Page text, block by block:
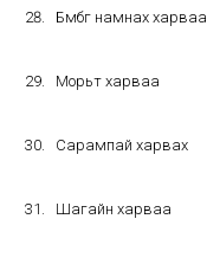
Бөмбөг намнах харваа
Морьт харваа
Сарампай харвах
Шагайн харваа